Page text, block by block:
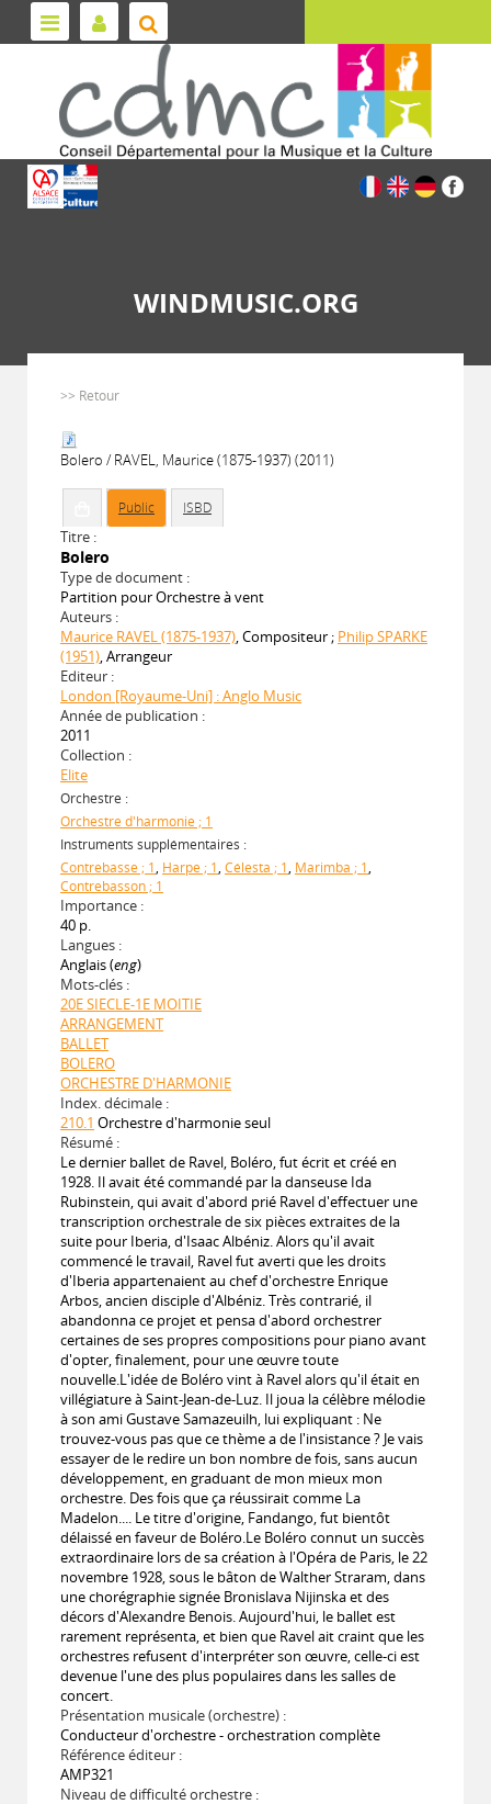
WINDMUSIC.ORG
>> Retour
Bolero / RAVEL, Maurice (1875-1937) (2011)
Public ISBD
Titre :
Bolero
Type de document :
Partition pour Orchestre à vent
Auteurs :
Maurice RAVEL (1875-1937), Compositeur ; Philip SPARKE
(1951), Arrangeur
Editeur :
London [Royaume-Uni] : Anglo Music
Année de publication :
2011
Collection :
Elite
Orchestre :
Orchestre d'harmonie ; 1
Instruments supplémentaires :
Contrebasse ; 1, Harpe ; 1, Célesta ; 1, Marimba ; 1,
Contrebasson ; 1
Importance :
40 p.
Langues :
Anglais (eng)
Mots-clés :
20E SIECLE-1E MOITIE
ARRANGEMENT
BALLET
BOLERO
ORCHESTRE D'HARMONIE
Index. décimale :
210.1 Orchestre d'harmonie seul
Résumé :
Le dernier ballet de Ravel, Boléro, fut écrit et créé en
1928. Il avait été commandé par la danseuse Ida
Rubinstein, qui avait d'abord prié Ravel d'effectuer une
transcription orchestrale de six pièces extraites de la
suite pour Iberia, d'Isaac Albéniz. Alors qu'il avait
commencé le travail, Ravel fut averti que les droits
d'Iberia appartenaient au chef d'orchestre Enrique
Arbos, ancien disciple d'Albéniz. Très contrarié, il
abandonna ce projet et pensa d'abord orchestrer
certaines de ses propres compositions pour piano avant
d'opter, finalement, pour une œuvre toute
nouvelle.L'idée de Boléro vint à Ravel alors qu'il était en
villégiature à Saint-Jean-de-Luz. Il joua la célèbre mélodie
à son ami Gustave Samazeuilh, lui expliquant : Ne
trouvez-vous pas que ce thème a de l'insistance ? Je vais
essayer de le redire un bon nombre de fois, sans aucun
développement, en graduant de mon mieux mon
orchestre. Des fois que ça réussirait comme La
Madelon.... Le titre d'origine, Fandango, fut bientôt
délaissé en faveur de Boléro.Le Boléro connut un succès
extraordinaire lors de sa création à l'Opéra de Paris, le 22
novembre 1928, sous le bâton de Walther Straram, dans
une chorégraphie signée Bronislava Nijinska et des
décors d'Alexandre Benois. Aujourd'hui, le ballet est
rarement représenta, et bien que Ravel ait craint que les
orchestres refusent d'interpréter son œuvre, celle-ci est
devenue l'une des plus populaires dans les salles de
concert.
Présentation musicale (orchestre) :
Conducteur d'orchestre - orchestration complète
Référence éditeur :
AMP321
Niveau de difficulté orchestre :